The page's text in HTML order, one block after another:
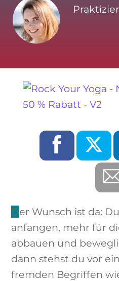
Der Wunsch ist da: Du möchtest mit Yoga
anfangen, mehr für
abbauen und
dann stehst du vor
fremden Begriffen